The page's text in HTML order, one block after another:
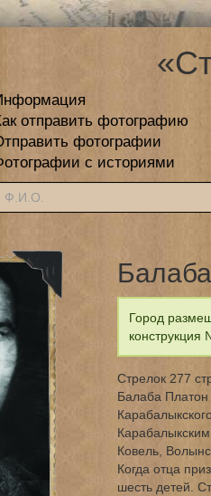
отправить фотографию
фотографии
с историями
Город
конструкция
Стрелок 277
Балаба Платон
Ковель,
Когда отца
шесть детей.